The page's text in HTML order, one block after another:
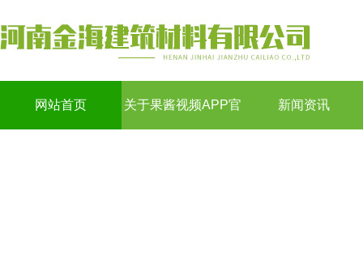
网站首页 关于果酱视频APP官 新闻资讯